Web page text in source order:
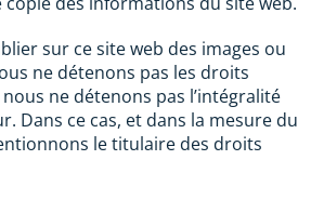
sur ce site web des images ou
ne détenons pas les droits
ne détenons pas l’intégralité
Dans ce cas, et dans la mesure du
le titulaire des droits